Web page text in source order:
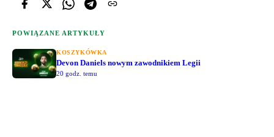
POWIĄZANE ARTYKUŁY
KOSZYKÓWKA
Devon Daniels nowym zawodnikiem Legii
20 godz. temu